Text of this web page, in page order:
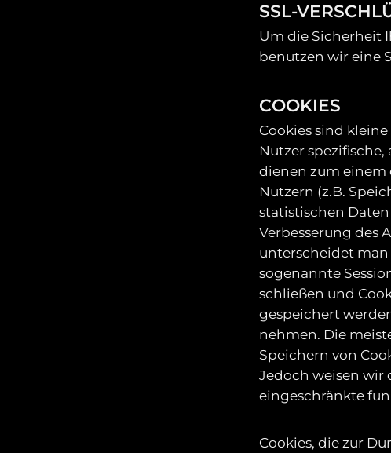
SSL-
Um die Sicherheit
benutzen wir eine
COOKIES
Cookies sind
Nutzer
dienen zum
Nutzern (z.B.
statistischen
Verbesserung des
unterscheidet man
sogenannte
schließen und
gespeichert
nehmen. Die
Speichern von
Jedoch weisen wir
eingeschränkte
Cookies, die zur